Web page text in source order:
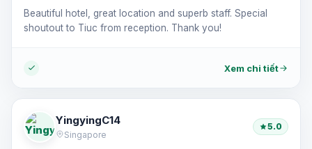
Beautiful hotel, great location and superb staff. Special
shoutout to Tiuc from reception. Thank you!
Xem chi tiết
YingyingC14
Singapore
5.0